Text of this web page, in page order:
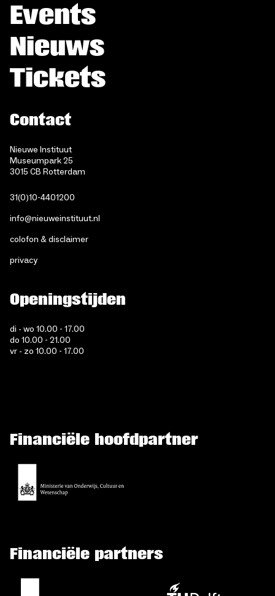
Events
Nieuws
Tickets
Contact
Nieuwe Instituut
Museumpark 25
3015 CB Rotterdam
31(0)10-4401200
info@nieuweinstituut.nl
colofon & disclaimer
privacy
Openingstijden
di - wo 10.00 - 17.00
do 10.00 - 21.00
vr - zo 10.00 - 17.00
Financiële hoofdpartner
Financiële partners